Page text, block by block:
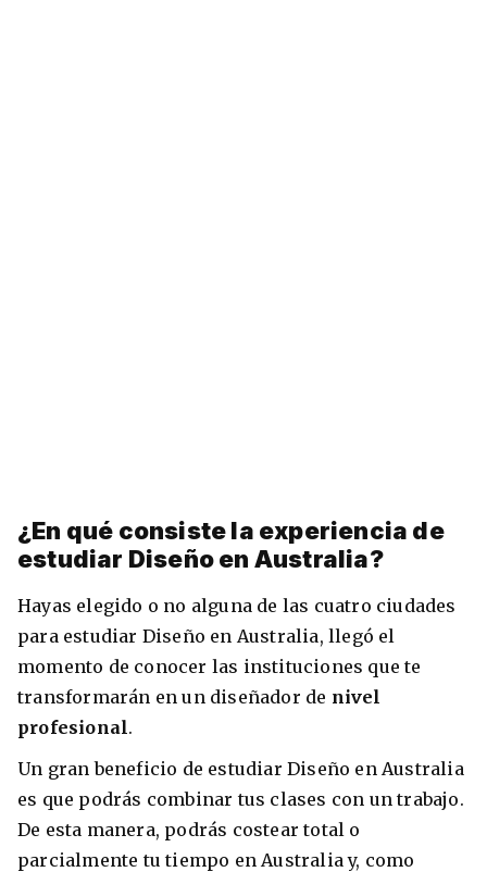
¿En qué consiste la experiencia de
estudiar Diseño en Australia?
Hayas elegido o no alguna de las cuatro ciudades
para estudiar Diseño en Australia, llegó el
momento de conocer las instituciones que te
transformarán en un diseñador de nivel
profesional.
Un gran beneficio de estudiar Diseño en Australia
es que podrás combinar tus clases con un trabajo.
De esta manera, podrás costear total o
parcialmente tu tiempo en Australia y, como